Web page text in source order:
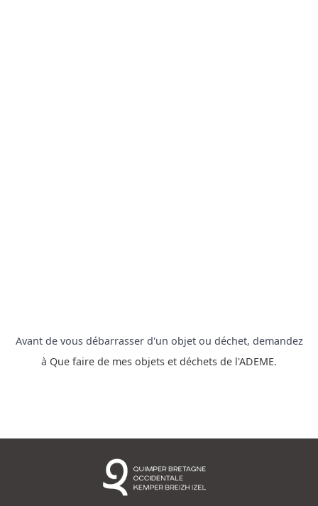
Avant de vous débarrasser d'un objet ou déchet, demandez
à Que faire de mes objets et déchets de l'ADEME.